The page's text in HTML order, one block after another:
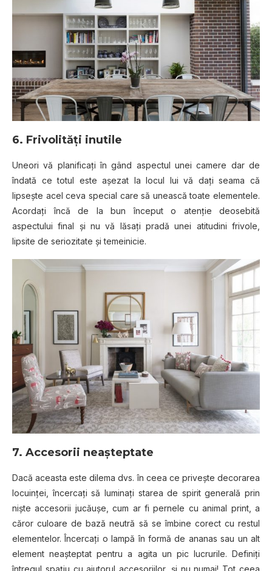
6. Frivolități inutile
Uneori vă planificați în gând aspectul unei camere dar de
îndată ce totul este așezat la locul lui vă dați seama că
lipsește acel ceva special care să unească toate elementele.
Acordați încă de la bun început o atenție deosebită
aspectului final și nu vă lăsați pradă unei atitudini frivole,
lipsite de seriozitate și temeinicie.
7. Accesorii neașteptate
Dacă aceasta este dilema dvs. în ceea ce privește decorarea
locuinței, încercați să luminați starea de spirit generală prin
niște accesorii jucăușe, cum ar fi pernele cu animal print, a
căror culoare de bază neutră să se îmbine corect cu restul
elementelor. Încercați o lampă în formă de ananas sau un alt
element neașteptat pentru a agita un pic lucrurile. Definiți
întregul spațiu cu ajutorul accesoriilor, și nu numai! Tot ceea